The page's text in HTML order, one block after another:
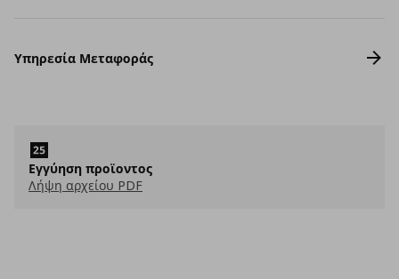
Υπηρεσία Μεταφοράς
Εγγύηση προϊοντος
Λήψη αρχείου PDF